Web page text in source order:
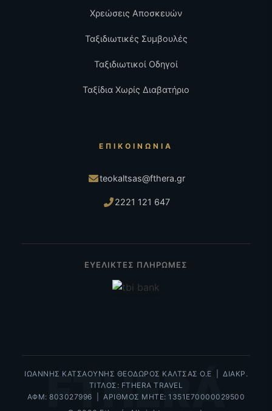
FTHERÁ
Χρεώσεις Αποσκευών
Ταξιδιωτικές Συμβουλές
Ταξιδιωτικοί Οδηγοί
Ταξίδια Χωρίς Διαβατήριο
ΕΠΙΚΟΙΝΩΝΊΑ
teokaltsas@fthera.gr
2221 121 647
ΕΥΕΛΙΚΤΕΣ ΠΛΗΡΩΜΕΣ
ΙΩΑΝΝΗΣ ΚΑΤΣΑΟΥΝΗΣ ΘΕΟΔΩΡΟΣ ΚΑΛΤΣΑΣ Ο.Ε | ΔΙΑΚΡ.
ΤΙΤΛΟΣ: FTHERA TRAVEL
ΑΦΜ: 803027996 | ΑΡΙΘΜΟΣ ΜΗΤΕ: 1351Ε70000029500